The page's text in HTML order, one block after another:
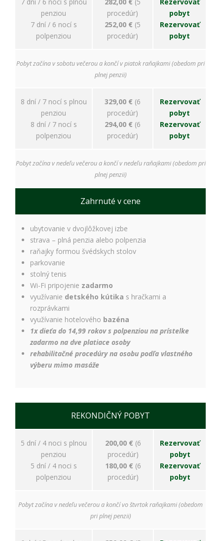
penziou
7 dní / 6 nocí s
polpenziou
procedúr)
252,00 € (5
procedúr)
pobyt
Rezervovať
pobyt
Pobyt začína v sobotu večerou a končí v piatok raňajkami (obedom pri
plnej penzii)
8 dní / 7 nocí s plnou
penziou
8 dní / 7 nocí s
polpenziou
329,00 € (6
procedúr)
294,00 € (6
procedúr)
Rezervovať
pobyt
Rezervovať
pobyt
Pobyt začína v nedeľu večerou a končí v nedeľu raňajkami (obedom pri
plnej penzii)
Zahrnuté v cene
ubytovanie v dvojlôžkovej izbe
strava – plná penzia alebo polpenzia
raňajky formou švédskych stolov
parkovanie
stolný tenis
Wi-Fi pripojenie zadarmo
využívanie detského kútika s hračkami a
rozprávkami
využívanie hotelového bazéna
1x dieťa do 14,99 rokov s polpenziou na prístelke
zadarmo na dve platiace osoby
rehabilitačné procedúry na osobu podľa vlastného
výberu mimo masáže
REKONDIČNÝ POBYT
5 dní / 4 noci s plnou
penziou
5 dní / 4 noci s
polpenziou
200,00 € (6
procedúr)
180,00 € (6
procedúr)
Rezervovať
pobyt
Rezervovať
pobyt
Pobyt začína v nedeľu večerou a končí vo štvrtok raňajkami (obedom
pri plnej penzii)